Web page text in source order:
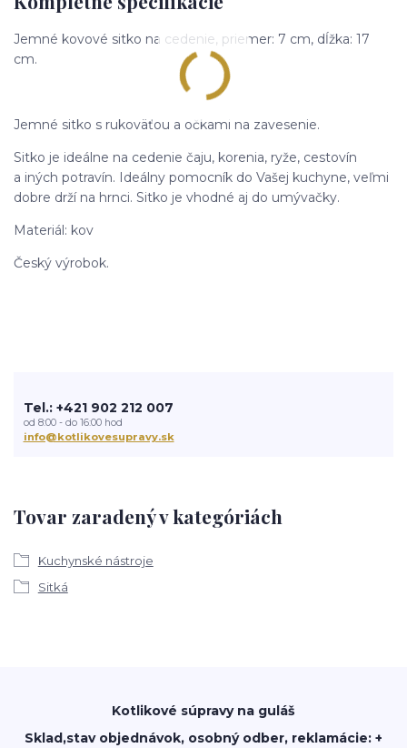
Jemné kovové sitko na cedenie, priemer: 7 cm, dĺžka: 17
cm.
Jemné sitko s rukoväťou a očkami na zavesenie.
Sitko je ideálne na cedenie čaju, korenia, ryže, cestovín
a iných potravín. Ideálny pomocník do Vašej kuchyne, veľmi
dobre drží na hrnci. Sitko je vhodné aj do umývačky.
Materiál: kov
Český výrobok.
Tovar zaradený v kategóriách
Kuchynské nástroje
Sitká
Tel.: +421 902 212 007
od 8:00 - do 16:00 hod
info@kotlikovesupravy.sk
Kotlikové súpravy na guláš
Sklad,stav objednávok, osobný odber, reklamácie: +